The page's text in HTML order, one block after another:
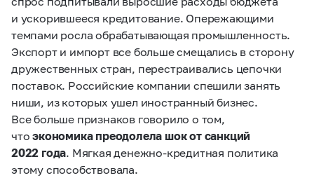
и ускорившееся кредитование. Опережающими
темпами росла обрабатывающая промышленность.
Экспорт и импорт все больше смещались в сторону
дружественных стран, перестраивались цепочки
поставок. Российские компании спешили занять
ниши, из которых ушел иностранный бизнес.
Все больше признаков говорило о том,
чтоэкономика преодолела шок от санкций
2022 года. Мягкая денежно-кредитная политика
этому способствовала.